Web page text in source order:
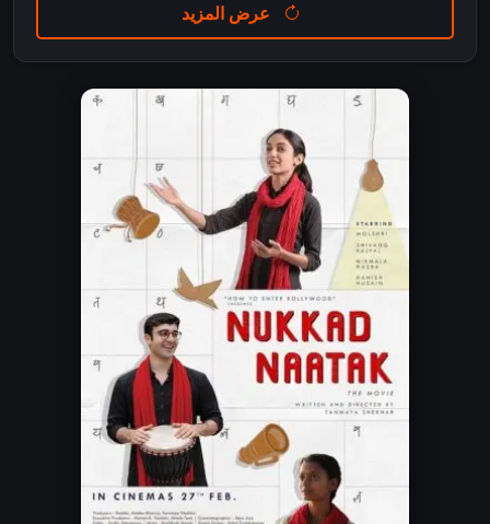
عرض المزيد